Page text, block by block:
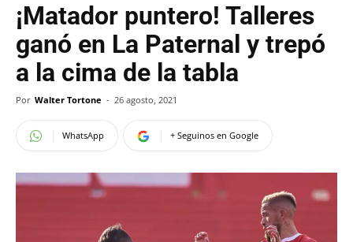
¡Matador puntero! Talleres
ganó en La Paternal y trepó
a la cima de la tabla
Por Walter Tortone - 26 agosto, 2021
WhatsApp + Seguinos en Google